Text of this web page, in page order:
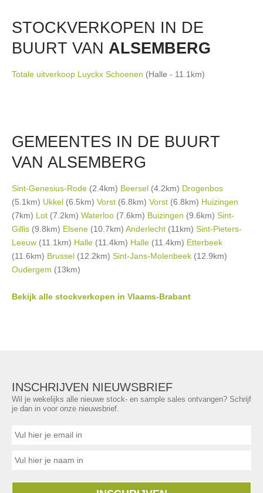
STOCKVERKOPEN IN DE
BUURT VAN ALSEMBERG
Totale uitverkoop Luyckx Schoenen (Halle - 11.1km)
GEMEENTES IN DE BUURT
VAN ALSEMBERG
Sint-Genesius-Rode (2.4km) Beersel (4.2km) Drogenbos
(5.1km) Ukkel (6.5km) Vorst (6.8km) Vorst (6.8km) Huizingen
(7km) Lot (7.2km) Waterloo (7.6km) Buizingen (9.6km) Sint-
Gillis (9.8km) Elsene (10.7km) Anderlecht (11km) Sint-Pieters-
Leeuw (11.1km) Halle (11.4km) Halle (11.4km) Etterbeek
(11.6km) Brussel (12.2km) Sint-Jans-Molenbeek (12.9km)
Oudergem (13km)
Bekijk alle stockverkopen in Vlaams-Brabant
INSCHRIJVEN NIEUWSBRIEF
Wil je wekelijks alle nieuwe stock- en sample sales ontvangen? Schrijf
je dan in voor onze nieuwsbrief.